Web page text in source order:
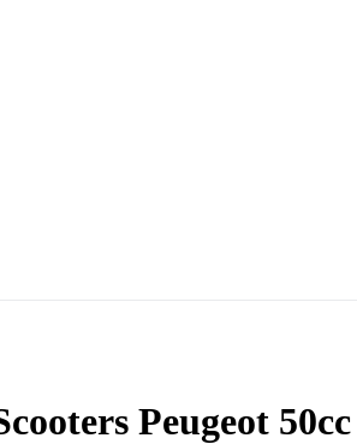
Peugeot 50cc